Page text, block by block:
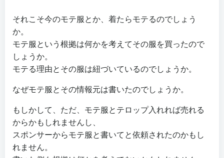
それこそ今のモテ服とか、着たらモテるのでしょう
か。
モテ服という根拠は何かを考えてその服を買ったので
しょうか。
モテる理由とその服は紐づいているのでしょうか。
なぜモテ服とその情報元は書いたのでしょうか。
もしかして、ただ、モテ服とテロップ入れれば売れる
からかもしれませんし、
スポンサーからモテ服と書いてと依頼されたのかもし
れません。